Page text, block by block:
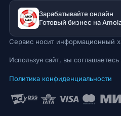
Зарабатывайте онлайн
Готовый бизнес на
Сервис носит информационный
Используя сайт, вы
Политика конфиденциальности